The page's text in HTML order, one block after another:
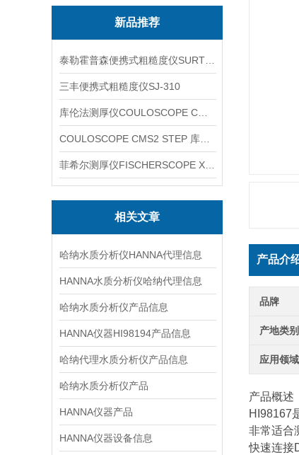
新品推荐
三丰便携式粗糙度仪SJ-310
相关文章
哈纳水质分析仪HANNA代理信息
HANNA水质分析仪哈纳代理信息
哈纳水质分析仪产品信息
HANNA仪器HI98194产品信息
哈纳代理水质分析仪产品信息
哈纳水质分析仪产品
HANNA仪器产品
HANNA仪器设备信息
产品介
品牌
产地类别
应用领域
产品概述
HI98167
非常适合
快速连接